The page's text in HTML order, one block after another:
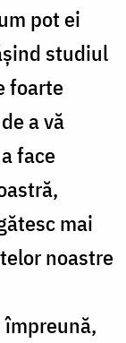
pot ei
studiul
foarte
a vă
face
mai
noastre